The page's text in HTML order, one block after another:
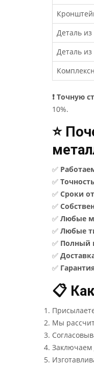
Деталь
Деталь
❗ Точную
10%.
⭐
✅
✅
✅ Сроки
✅
✅ Любые
✅ Любые
✅ Полный
✅
✅
📋
Мы
Заключаем